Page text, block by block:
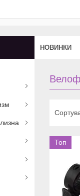
НОВИНКИ
Топ